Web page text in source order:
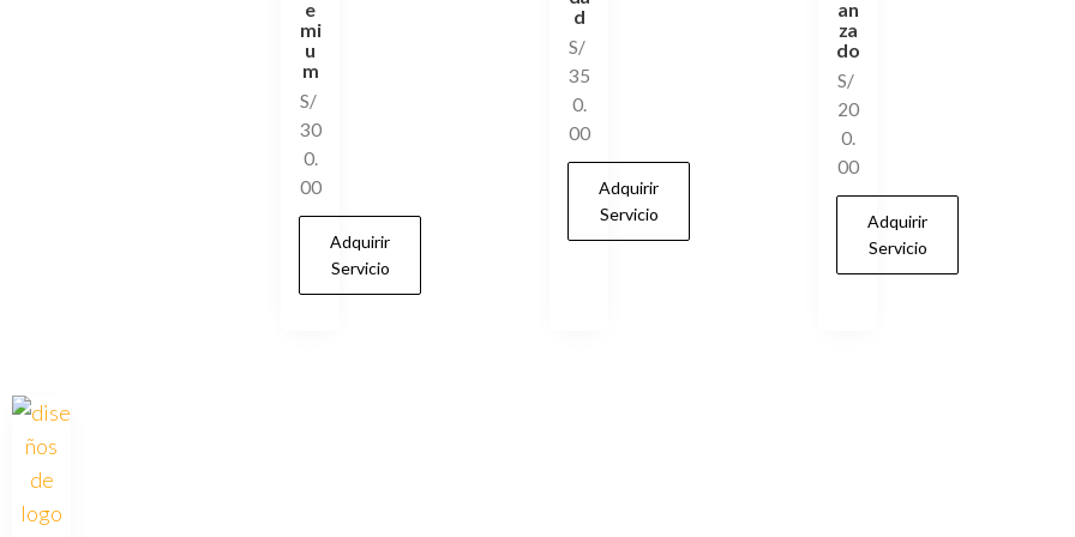
e
mi
u
m
S/
30
0.
00
Adquirir
Servicio
d
S/
35
0.
00
Adquirir
Servicio
an
za
do
S/
20
0.
00
Adquirir
Servicio